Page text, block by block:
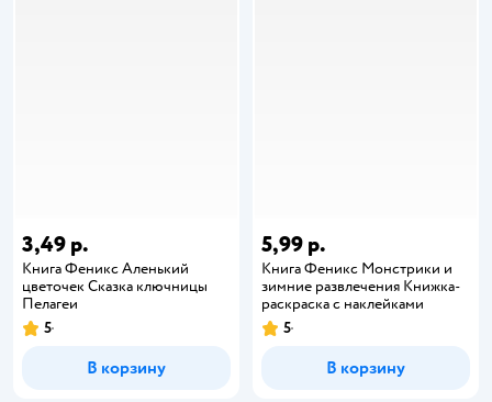
3,49 р.
Книга Феникс Аленький
цветочек Сказка ключницы
Пелагеи
5
В корзину
5,99 р.
Книга Феникс Монстрики и
зимние развлечения Книжка-
раскраска с наклейками
5
В корзину